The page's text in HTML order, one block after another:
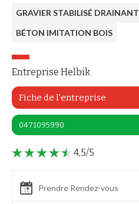
GRAVIER STABILISÉ DRAINANT
BÉTON IMITATION BOIS
Entreprise Helbik
Fiche de l'entreprise
0471095990
4,5/5
Prendre Rendez-vous